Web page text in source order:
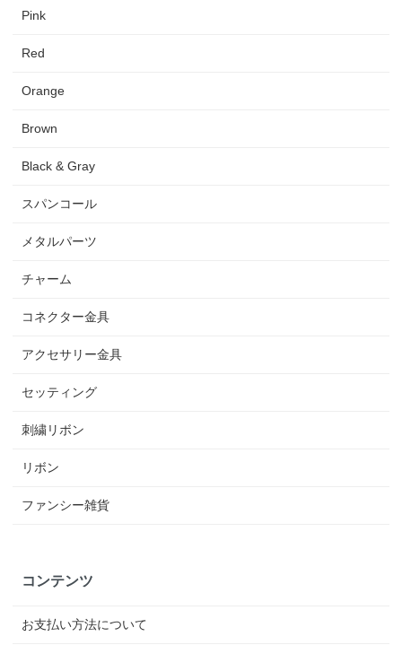
Pink
Red
Orange
Brown
Black & Gray
スパンコール
メタルパーツ
チャーム
コネクター金具
アクセサリー金具
セッティング
刺繍リボン
リボン
ファンシー雑貨
コンテンツ
お支払い方法について